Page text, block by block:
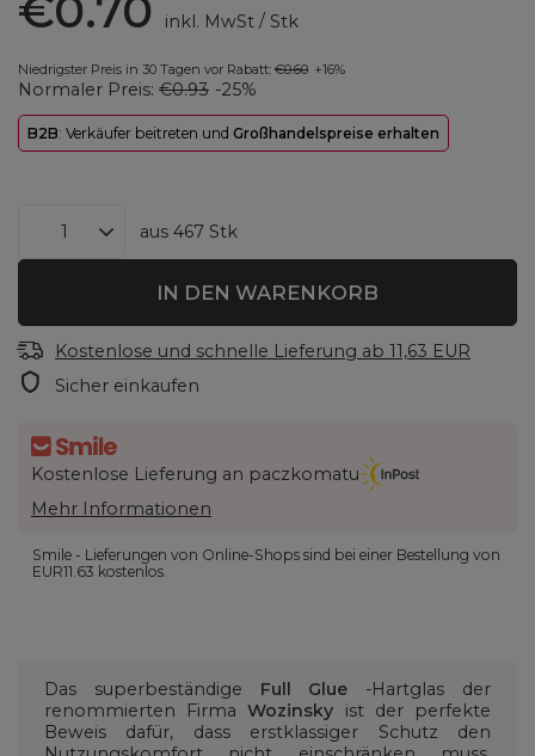
inkl. MwSt/ Stk
Niedrigster Preis in 30 Tagen vor Rabatt: €0.60 +16%
Normaler Preis: €0.93 -25%
B2B: Verkäufer beitreten und Großhandelspreise erhalten
aus 467 Stk
IN DEN WARENKORB
Kostenlose und schnelle Lieferung ab 11,63 EUR
Sicher einkaufen
Kostenlose Lieferung an paczkomatu
Mehr Informationen
Smile - Lieferungen von Online-Shops sind bei einer Bestellung von
EUR11.63 kostenlos.
Das superbeständige Full Glue -Hartglas der
renommierten FirmaWozinsky ist der perfekte
Beweis dafür, dass erstklassiger Schutz den